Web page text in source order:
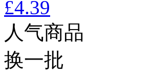
£4.39
人气商品
换一批